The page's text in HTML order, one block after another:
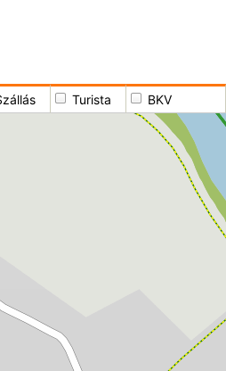
Turista BKV